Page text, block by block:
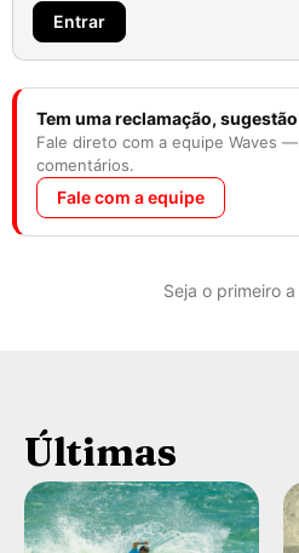
Entrar
Tem uma reclamação,
Fale direto com a equipe Waves
comentários.
Fale com a equipe
Seja o primeiro
Últimas